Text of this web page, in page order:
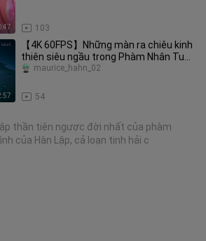
103
【4K 60FPS】Những màn ra chiêu kinh
thiên siêu ngầu trong Phàm Nhân Tu
Tiên Truyện (1)
54
maurice_hahn_02
thần tiên ngược đời nhất của phàm
của Hàn Lập, cả loạn tinh hải c